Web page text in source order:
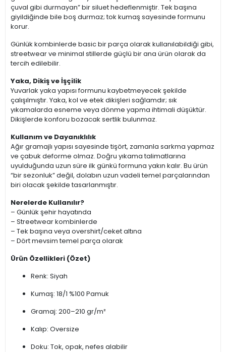
çuval gibi durmayan” bir siluet hedeflenmiştir. Tek başına
giyildiğinde bile boş durmaz; tok kumaş sayesinde formunu
korur.
Günlük kombinlerde basic bir parça olarak kullanılabildiği gibi,
streetwear ve minimal stillerde güçlü bir ana ürün olarak da
tercih edilebilir.
Yaka, Dikiş ve İşçilik
Yuvarlak yaka yapısı formunu kaybetmeyecek şekilde
çalışılmıştır. Yaka, kol ve etek dikişleri sağlamdır; sık
yıkamalarda esneme veya dönme yapma ihtimali düşüktür.
Dikişlerde konforu bozacak sertlik bulunmaz.
Kullanım ve Dayanıklılık
Ağır gramajlı yapısı sayesinde tişört, zamanla sarkma yapmaz
ve çabuk deforme olmaz. Doğru yıkama talimatlarına
uyulduğunda uzun süre ilk günkü formuna yakın kalır. Bu ürün
“bir sezonluk” değil, dolabın uzun vadeli temel parçalarından
biri olacak şekilde tasarlanmıştır.
Nerelerde Kullanılır?
– Günlük şehir hayatında
– Streetwear kombinlerde
– Tek başına veya overshirt/ceket altına
– Dört mevsim temel parça olarak
Ürün Özellikleri (Özet)
Renk: Siyah
Kumaş: 18/1 %100 Pamuk
Gramaj: 200–210 gr/m²
Kalıp: Oversize
Doku: Tok, opak, nefes alabilir